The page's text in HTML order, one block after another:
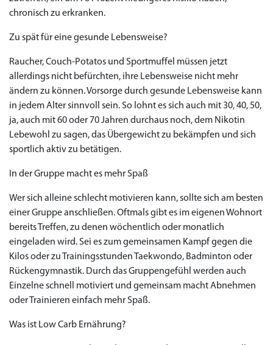
chronisch zu erkranken.
Zu spät für eine gesunde Lebensweise?
Raucher, Couch-Potatos und Sportmuffel müssen jetzt
allerdings nicht befürchten, ihre Lebensweise nicht mehr
ändern zu können. Vorsorge durch gesunde Lebensweise kann
in jedem Alter sinnvoll sein. So lohnt es sich auch mit 30, 40, 50,
ja, auch mit 60 oder 70 Jahren durchaus noch, dem Nikotin
Lebewohl zu sagen, das Übergewicht zu bekämpfen und sich
sportlich aktiv zu betätigen.
In der Gruppe macht es mehr Spaß
Wer sich alleine schlecht motivieren kann, sollte sich am besten
einer Gruppe anschließen. Oftmals gibt es im eigenen Wohnort
bereits Treffen, zu denen wöchentlich oder monatlich
eingeladen wird. Sei es zum gemeinsamen Kampf gegen die
Kilos oder zu Trainingsstunden Taekwondo, Badminton oder
Rückengymnastik. Durch das Gruppengefühl werden auch
Einzelne schnell motiviert und gemeinsam macht Abnehmen
oder Trainieren einfach mehr Spaß.
Was ist Low Carb Ernährung?
Sildenafil 100mg
€26.35
Cialis Original
€28.17
Levitra Original
€29.08
Viagra Generika
€23.62
Cialis Generika
€29.98
Levitra Generika
€27.26
Viagra Soft Tabs
€36.34
Kamagra Oral Jelly
€29.08
Kamagra 100mg
€62.69
Super Kamagra
€25.44
Kamagra Gold
€138.11
Cialis Professional
€56.33
Levitra Professional
€45.43
Tadagra Professional
€0.00
Apcalis Oral Jelly
€37.25
Priligy Generika
€15.45
← Return to shop to Cart
Spedra Generika
€0.00
LIDA Dai dai hua
€0.00
Xenical Generika
€0.00
Lovegra
€14.54
Addyi Generika
€0.00
Ladygra
€0.00